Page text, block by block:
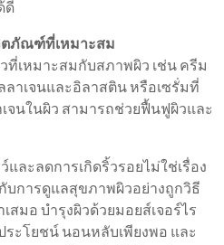
ดี
ตภัณฑ์ที่เหมาะสม
เหมาะสมกับสภาพผิว เช่น ครีม
าเจนและอิลาสติน หรือเซรั่มที่
จนในผิว สามารถช่วยฟื้นฟูผิวและ
ละลดการเกิดริ้วรอยไม่ใช่เรื่อง
บการดูแลสุขภาพผิวอย่างถูกวิธี
มอ บำรุงผิวด้วยมอยส์เจอร์ไร
ะโยชน์ นอนหลับเพียงพอ และ